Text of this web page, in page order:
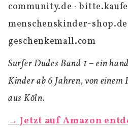
community.de ·
menschenskinder-shop.de
geschenkemall.com
Surfer Dudes Band 1 – ein
Kinder ab 6 Jahren, von einem
aus Köln.
→ Jetzt auf Amazon